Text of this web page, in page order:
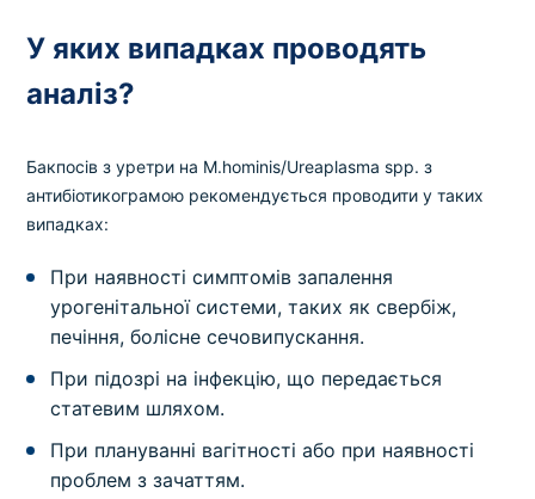
У яких випадках проводять
аналіз?
Бакпосів з уретри на M.hominis/Ureaplasma spp. з
антибіотикограмою рекомендується проводити у таких
випадках:
При наявності симптомів запалення
урогенітальної системи, таких як свербіж,
печіння, болісне сечовипускання.
При підозрі на інфекцію, що передається
статевим шляхом.
При плануванні вагітності або при наявності
проблем з зачаттям.